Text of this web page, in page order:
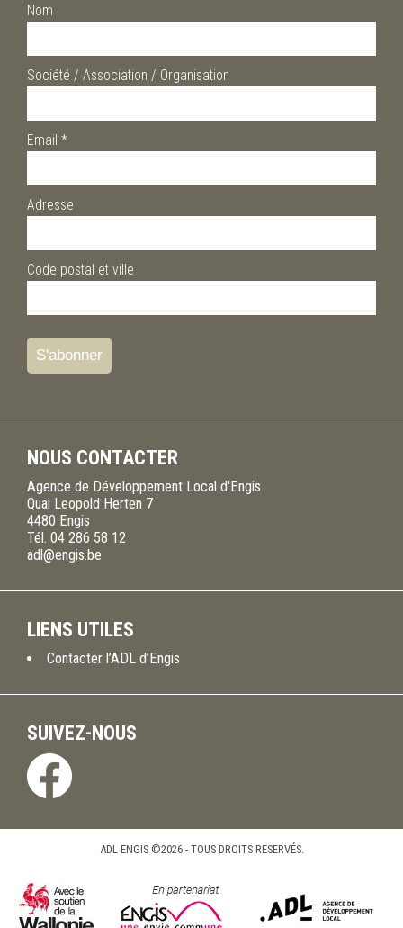
Nom
Société / Association / Organisation
Email *
Adresse
Code postal et ville
NOUS CONTACTER
Agence de Développement Local d'Engis
Quai Leopold Herten 7
4480 Engis
Tél. 04 286 58 12
adl@engis.be
LIENS UTILES
Contacter l’ADL d’Engis
SUIVEZ-NOUS
ADL ENGIS ©2026 - TOUS DROITS RESERVÉS.